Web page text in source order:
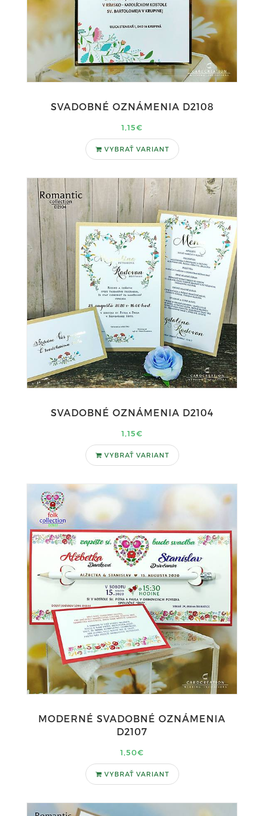
SVADOBNÉ OZNÁMENIA D2108
1,15€
VYBRAŤ VARIANT
SVADOBNÉ OZNÁMENIA D2104
1,15€
VYBRAŤ VARIANT
MODERNÉ SVADOBNÉ OZNÁMENIA
D2107
1,50€
VYBRAŤ VARIANT